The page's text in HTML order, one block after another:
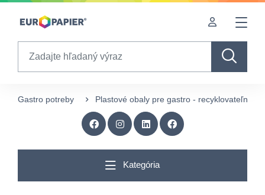
Table Of Content
Zaujímavé produkty pre Vás
Gastro potreby Plastové obaly pre gastro - recyklovateľné
Kategória